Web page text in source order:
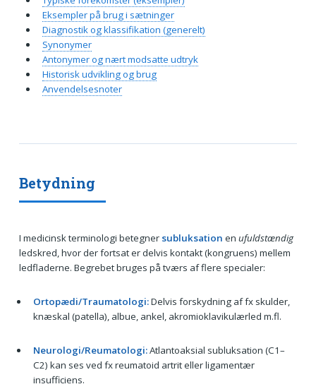
Betydning
I medicinsk terminologi betegner subluksation en ufuldstændig
ledskred, hvor der fortsat er delvis kontakt (kongruens) mellem
ledfladerne. Begrebet bruges på tværs af flere specialer:
Ortopædi/Traumatologi:Delvis forskydning af fx skulder,
knæskal (patella), albue, ankel, akromioklavikulærled m.fl.
Neurologi/Reumatologi:Atlantoaksial subluksation (C1–
C2) kan ses ved fx reumatoid artrit eller ligamentær
insufficiens.
Eksempler på brug i sætninger
Diagnostik og klassifikation (generelt)
Synonymer
Antonymer og nært modsatte udtryk
Historisk udvikling og brug
Anvendelsesnoter